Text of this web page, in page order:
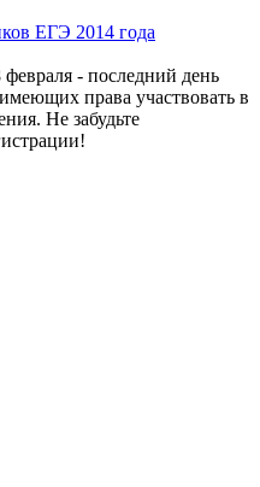
ЕГЭ 2014 года
- последний день
права участвовать в
Не забудьте